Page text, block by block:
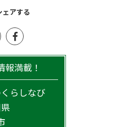
ェアする
満載！
らしなび